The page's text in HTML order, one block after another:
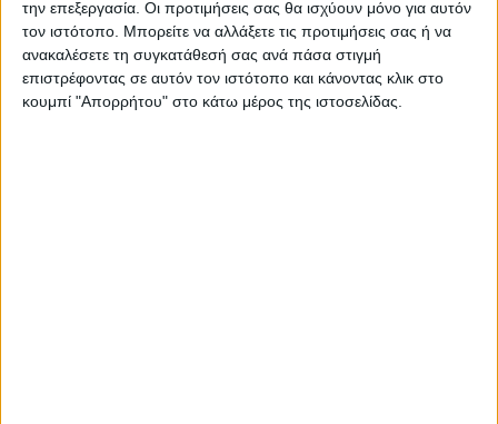
την επεξεργασία. Οι προτιμήσεις σας θα ισχύουν μόνο για αυτόν
τον ιστότοπο. Μπορείτε να αλλάξετε τις προτιμήσεις σας ή να
ανακαλέσετε τη συγκατάθεσή σας ανά πάσα στιγμή
επιστρέφοντας σε αυτόν τον ιστότοπο και κάνοντας κλικ στο
κουμπί "Απορρήτου" στο κάτω μέρος της ιστοσελίδας.
έχει ήδη αιτηθεί εγγράφως τόσο στην ΕΠΟ
όσο και στην Γ.Γ.Α την οικονομική ενίσχυση
αυτών η οποία θα μπορέσει να καλύψει